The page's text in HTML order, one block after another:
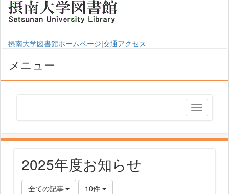
摂南大学図書館ホームページ|交通アクセス
メニュー
2025年度お知らせ
全ての記事 10件